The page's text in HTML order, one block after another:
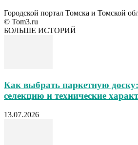
Городской портал Томска и Томской
© Tom3.ru
БОЛЬШЕ ИСТОРИЙ
Как выбрать паркетную
селекцию и технические
13.07.2026